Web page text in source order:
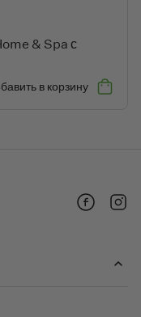
& Spa с
в корзину